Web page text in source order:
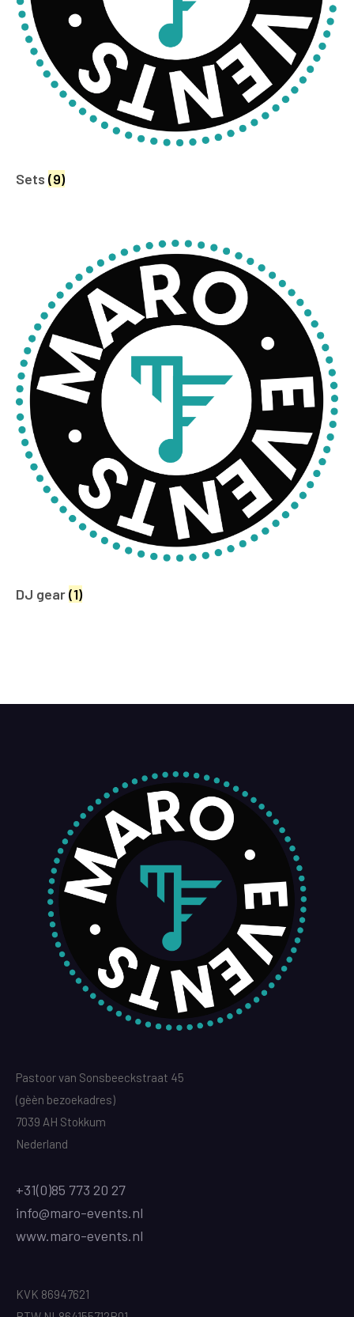
Sets (9)
DJ gear(1)
Pastoor van Sonsbeeckstraat 45
(gèèn bezoekadres)
7039 AH Stokkum
Nederland
+31(0)85 773 20 27
info@maro-events.nl
www.maro-events.nl
KVK 86947621